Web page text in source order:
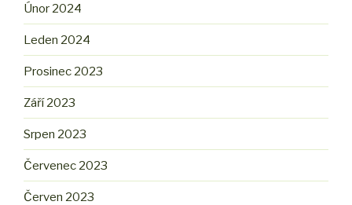
Únor 2024
Leden 2024
Prosinec 2023
Září 2023
Srpen 2023
Červenec 2023
Červen 2023